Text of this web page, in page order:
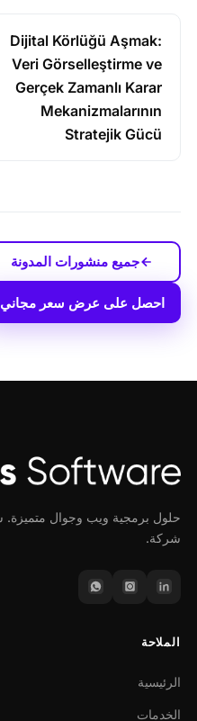
Dijital Körlüğü Aşmak:
Veri Görselleştirme ve
Gerçek Zamanlı Karar
Mekanizmalarının
Stratejik Gücü
جميع منشورات المدونة
احصل على عرض سعر مجاني
شركة.
الملاحة
الرئيسية
الخدمات